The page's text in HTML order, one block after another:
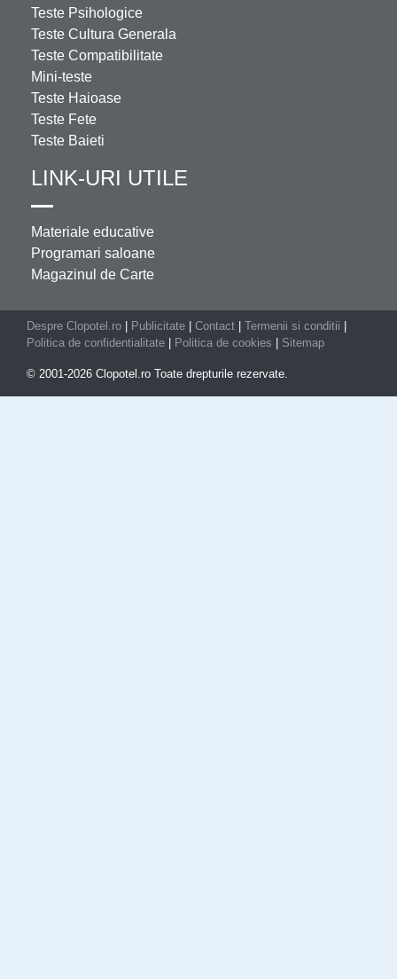
Teste Psihologice
Teste Cultura Generala
Teste Compatibilitate
Mini-teste
Teste Haioase
Teste Fete
Teste Baieti
LINK-URI UTILE
Materiale educative
Programari saloane
Magazinul de Carte
Despre Clopotel.ro Publicitate Contact Termenii si conditii
Politica de confidentialitate
Politica de cookies Sitemap
© 2001-2026 Clopotel.ro Toate drepturile rezervate.